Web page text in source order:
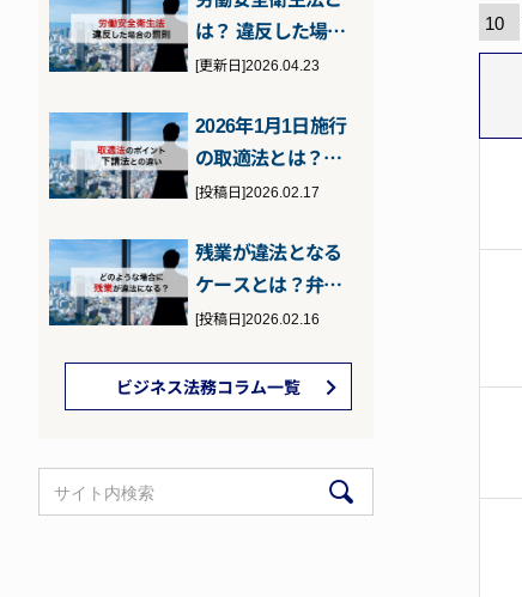
は？ 違反した場合
の罰則などを元検
[更新日]2026.04.23
2026年1月1日施行
の取適法とは？下
請法との違いとポ
[投稿日]2026.02.17
残業が違法となる
ケースとは？弁護
士が詳しく解説
[投稿日]2026.02.16
ビジネス法務コラム一覧